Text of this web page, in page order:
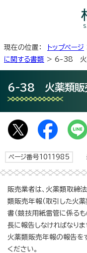
現在の位置： トップページ
に関する書類 > 6-38 火
6-38 火薬類販
ページ番号1011985
販売業者は、火薬類取締
類販売年報（取引した火
書（競技用紙雷管に係るも
長に報告しなければなりま
火薬類販売年報の報告を
ください。